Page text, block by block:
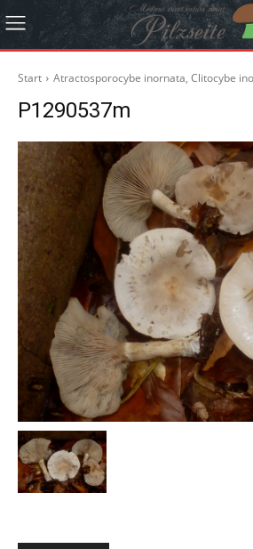
Start Atractosporocybe inornata, Clitocybe
P1290537m